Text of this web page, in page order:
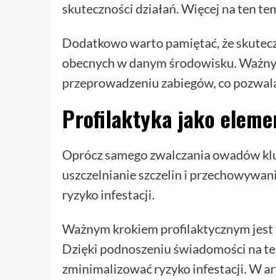
skuteczności działań. Więcej na ten
Dodatkowo warto pamiętać, że
obecnych w danym środowisku.
przeprowadzeniu zabiegów, co
Profilaktyka jako
Oprócz samego zwalczania owadów
uszczelnianie szczelin i
ryzyko infestacji.
Ważnym krokiem profilaktycznym
Dzięki podnoszeniu świadomości na
zminimalizować ryzyko infestacji. W